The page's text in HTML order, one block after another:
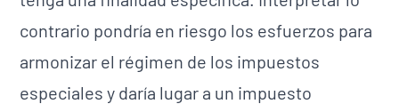
contrario pondría en riesgo los esfuerzos para
armonizar el régimen de los impuestos
especiales y daría lugar a un impuesto